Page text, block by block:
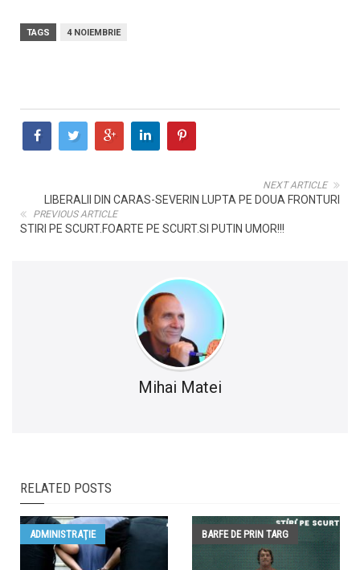
TAGS 4 NOIEMBRIE
NEXT ARTICLE
LIBERALII DIN CARAS-SEVERIN LUPTA PE DOUA FRONTURI
PREVIOUS ARTICLE
STIRI PE SCURT.FOARTE PE SCURT.SI PUTIN UMOR!!!
Mihai Matei
RELATED POSTS
ADMINISTRAŢIE BARFE DE PRIN TARG